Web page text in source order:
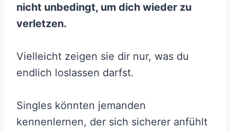
nicht unbedingt, um dich wieder zu
verletzen.
Vielleicht zeigen sie dir nur, was du
endlich loslassen darfst.
Singles könnten jemanden
kennenlernen, der sich sicherer anfühlt